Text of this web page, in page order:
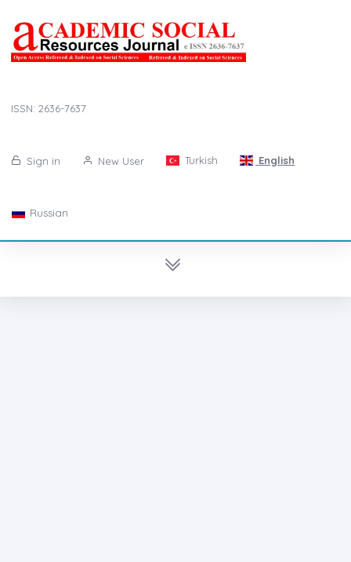
ISSN: 2636-7637
Sign in New User Turkish English
Russian